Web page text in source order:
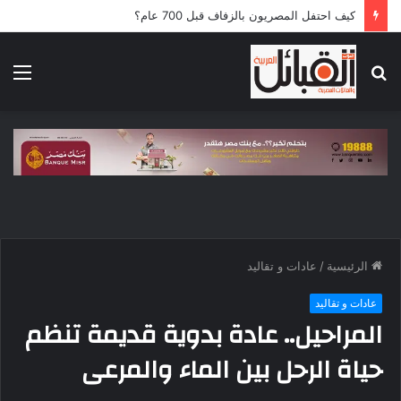
كيف احتفل المصريون بالزفاف قبل 700 عام؟
عن
الرئيسية / عادات و تقاليد
عادات و تقاليد
المراحيل.. عادة بدوية قديمة تنظم
حياة الرحل بين الماء والمرعى